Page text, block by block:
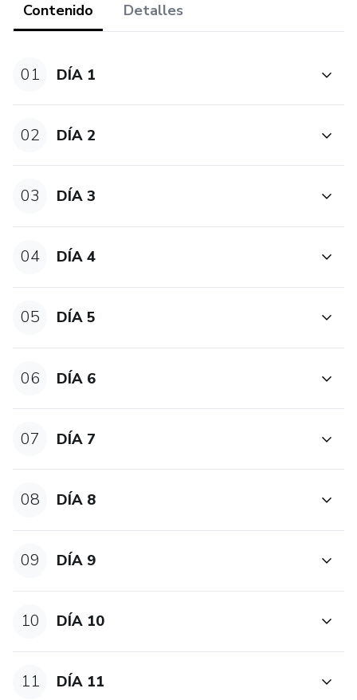
Contenido Detalles
01 DÍA 1
02 DÍA 2
03 DÍA 3
04 DÍA 4
05 DÍA 5
06 DÍA 6
07 DÍA 7
08 DÍA 8
09 DÍA 9
10 DÍA 10
11 DÍA 11